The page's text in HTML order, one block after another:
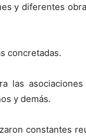
y diferentes
concretadas.
las
y demás.
constantes